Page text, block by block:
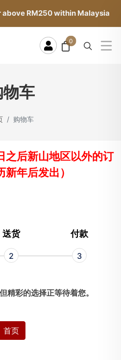
RM250 within Malaysia
0
物车
购物车
后新山地区以外的订
年后发出）
2
送货
3
付款
精彩的选择正等待着您。
首页